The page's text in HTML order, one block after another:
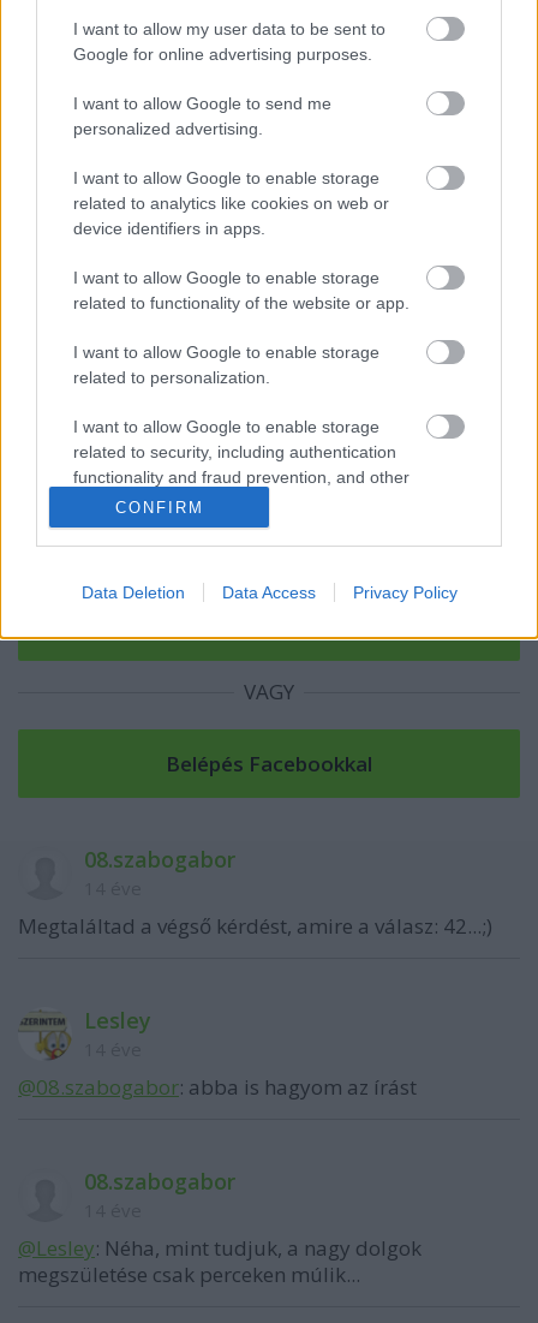
I want to allow my user data to be sent to
Google for online advertising purposes.
I want to allow Google to send me
personalized advertising.
I want to allow Google to enable storage
related to analytics like cookies on web or
device identifiers in apps.
I want to allow Google to enable storage
related to functionality of the website or app.
I want to allow Google to enable storage
related to personalization.
I want to allow Google to enable storage
related to security, including authentication
functionality and fraud prevention, and other
user protection.
CONFIRM
Data Deletion Data Access Privacy Policy
Szarni rá..!
A bontás dala
A hozzászóláshoz be kell lépned!
VAGY
08.szabogabor
Megtaláltad a végső kérdést, amire a válasz: 42...;)
Lesley
@08.szabogabor: abba is hagyom az írást
08.szabogabor
@Lesley: Néha, mint tudjuk, a nagy dolgok
megszületése csak perceken múlik...